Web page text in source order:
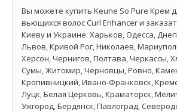
Вы можете купить Keune So Pure Крем
вьющихся волос Curl Enhancer и
Киеву и Украине: Харьков, Одесса,
Львов, Кривой Рог, Николаев,
Херсон, Чернигов, Полтава, Черкассы,
Сумы, Житомир, Черновцы, Ровно,
Кропивницкий, Ивано-Франковск,
Луцк, Белая Церковь, Краматорск,
Ужгород, Бердянск, Павлоград,